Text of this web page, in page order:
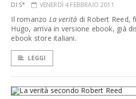
DI S* VENERDÌ 4 FEBBRAIO 2011
Il romanzo La verità di Robert Reed,
Hugo, arriva in versione ebook, già
ebook store italiani.
LEGGI